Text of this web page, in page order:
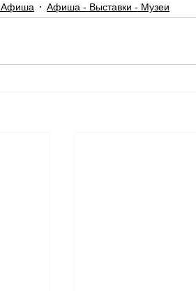
Афиша Афиша - Выставки - Музеи